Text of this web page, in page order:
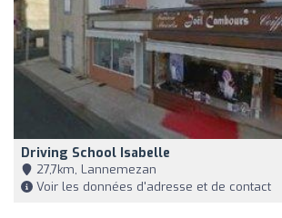
Driving School Isabelle
27,7km, Lannemezan
Voir les données d'adresse et de contact